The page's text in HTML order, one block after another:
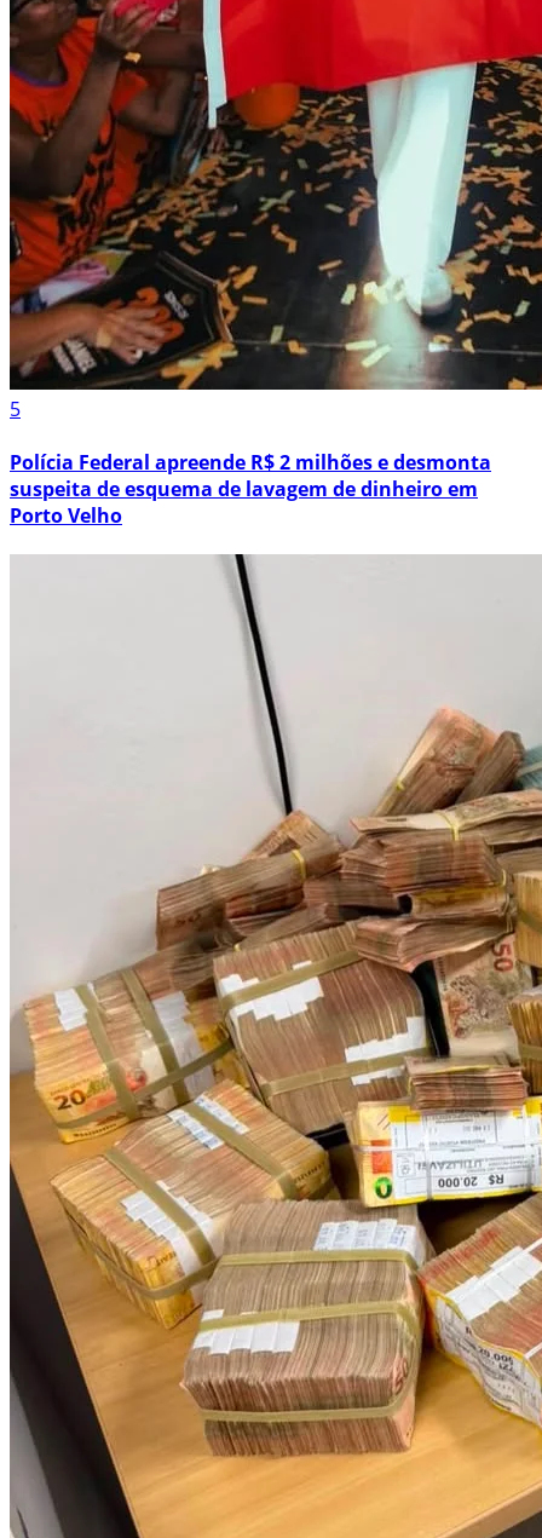
5
Polícia Federal apreende R$ 2 milhões e desmonta
suspeita de esquema de lavagem de dinheiro em
Porto Velho